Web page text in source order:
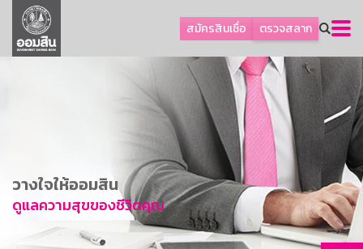
สมัครสินเชื่อ ตรวจสลาก
ลูกค้าธุรกิจ
ลูกค้าผู้ประกอบรายย่อย
การพัฒนาที่ยั่งยืน
ข่าวสาร
บริการทางการเงิน
วางใจให้ออมสิน
ดูแลความสุขของชีวิตคุณ